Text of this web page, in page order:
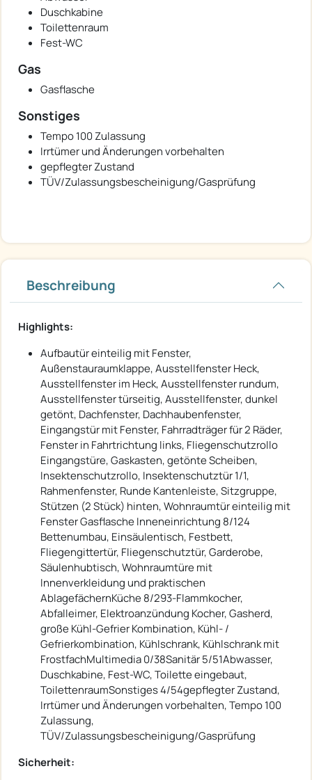
Duschkabine
Toilettenraum
Fest-WC
Gas
Gasflasche
Sonstiges
Tempo 100 Zulassung
Irrtümer und Änderungen vorbehalten
gepflegter Zustand
TÜV/Zulassungsbescheinigung/Gasprüfung
Beschreibung
Highlights:
Aufbautür einteilig mit Fenster,
Außenstauraumklappe, Ausstellfenster Heck,
Ausstellfenster im Heck, Ausstellfenster rundum,
Ausstellfenster türseitig, Ausstellfenster, dunkel
getönt, Dachfenster, Dachhaubenfenster,
Eingangstür mit Fenster, Fahrradträger für 2 Räder,
Fenster in Fahrtrichtung links, Fliegenschutzrollo
Eingangstüre, Gaskasten, getönte Scheiben,
Insektenschutzrollo, Insektenschutztür 1/1,
Rahmenfenster, Runde Kantenleiste, Sitzgruppe,
Stützen (2 Stück) hinten, Wohnraumtür einteilig mit
Fenster Gasflasche Inneneinrichtung 8/124
Bettenumbau, Einsäulentisch, Festbett,
Fliegengittertür, Fliegenschutztür, Garderobe,
Säulenhubtisch, Wohnraumtüre mit
Innenverkleidung und praktischen
AblagefächernKüche 8/293-Flammkocher,
Abfalleimer, Elektroanzündung Kocher, Gasherd,
große Kühl-Gefrier Kombination, Kühl- /
Gefrierkombination, Kühlschrank, Kühlschrank mit
FrostfachMultimedia 0/38Sanitär 5/51Abwasser,
Duschkabine, Fest-WC, Toilette eingebaut,
ToilettenraumSonstiges 4/54gepflegter Zustand,
Irrtümer und Änderungen vorbehalten, Tempo 100
Zulassung,
TÜV/Zulassungsbescheinigung/Gasprüfung
Sicherheit: